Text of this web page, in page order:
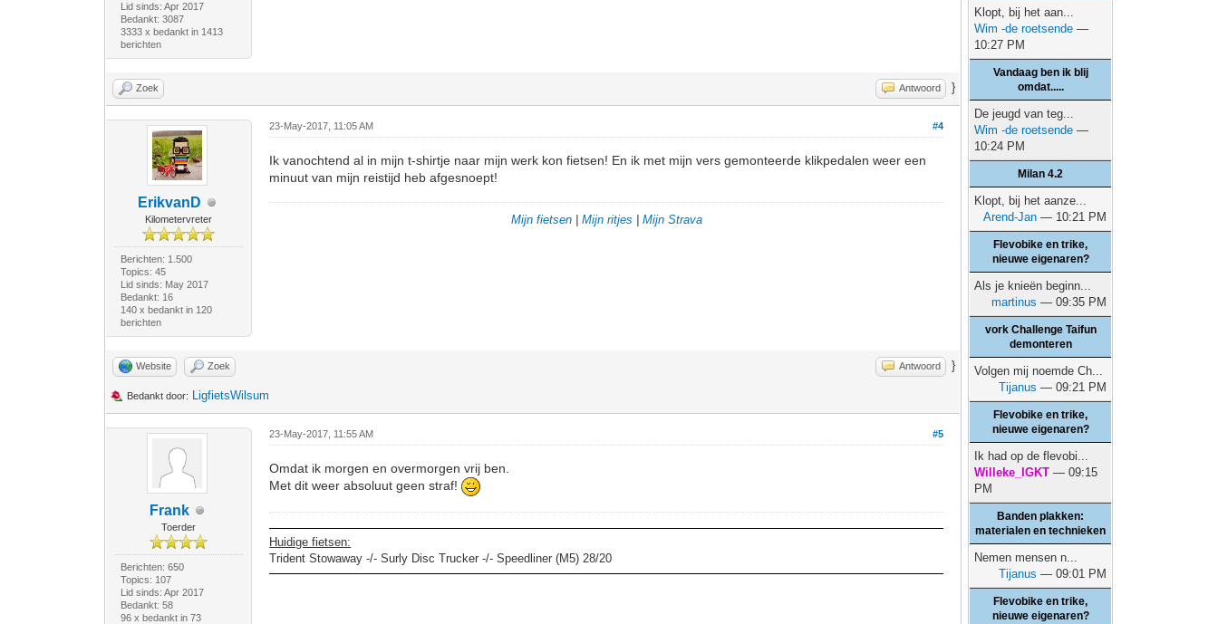
Lid sinds: Apr 2017
Bedankt: 3087
3333 x bedankt in 1413
berichten
Zoek Antwoord }
ErikvanD
Kilometervreter
Berichten: 1.500
Topics: 45
Lid sinds: May 2017
Bedankt: 16
140 x bedankt in 120
berichten
#4
23-May-2017, 11:05 AM
Ik vanochtend al in mijn t-shirtje naar mijn werk kon fietsen! En ik met mijn vers gemonteerde klikpedalen weer een
minuut van mijn reistijd heb afgesnoept!
Mijn fietsen| Mijn ritjes Mijn Strava
Website Zoek Antwoord }
Bedankt door: LigfietsWilsum
Frank
Toerder
Berichten: 650
Topics: 107
Lid sinds: Apr 2017
Bedankt: 58
96 x bedankt in 73
#5
23-May-2017, 11:55 AM
Omdat ik morgen en overmorgen vrij ben.
Met dit weer absoluut geen straf!
Huidige fietsen:
Trident Stowaway -/- Surly Disc Trucker -/- Speedliner (M5) 28/20
Klopt, bij het aan...
Wim -de roetsende —
10:27 PM
Vandaag ben ik blij
omdat.....
De jeugd van teg...
Wim -de roetsende —
10:24 PM
Milan 4.2
Klopt, bij het aanze...
Arend-Jan — 10:21 PM
Flevobike en trike,
nieuwe eigenaren?
Als je knieën beginn...
martinus — 09:35 PM
vork Challenge Taifun
demonteren
Volgen mij noemde Ch...
Tijanus — 09:21 PM
Flevobike en trike,
nieuwe eigenaren?
Ik had op de flevobi...
Willeke_IGKT — 09:15
PM
Banden plakken:
materialen en technieken
Nemen mensen n...
Tijanus — 09:01 PM
Flevobike en trike,
nieuwe eigenaren?